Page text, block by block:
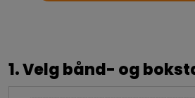
1. Velg bånd- og